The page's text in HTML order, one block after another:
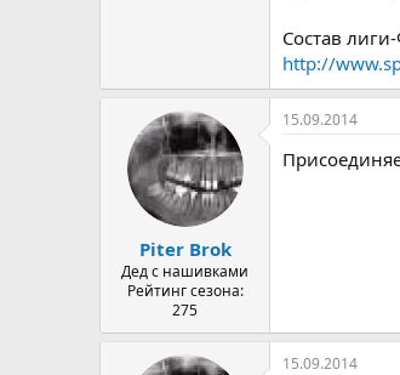
Состав
http://
Piter Brok
Дед с нашивками
Рейтинг сезона:
275
15.09.2014
15.09.2014